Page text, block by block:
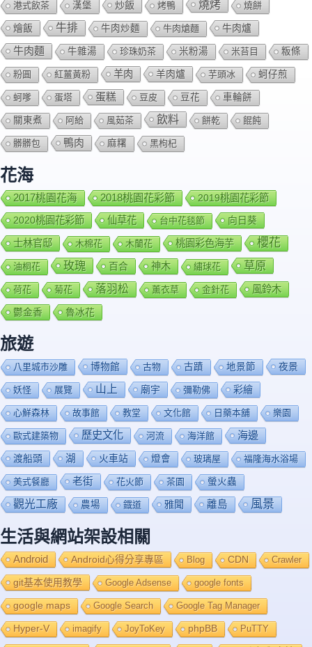
港式飲茶 漢堡 炒飯 烤鴨 燒烤 燒餅
燴飯 牛排 牛肉炒麵 牛肉熗麵 牛肉爐
牛肉麵 牛雜湯 珍珠奶茶 米粉湯 米苔目 粄條
粉圓 紅薑黃粉 羊肉 羊肉爐 芋頭冰 蚵仔煎
蚵嗲 蛋塔 蛋糕 豆皮 豆花 車輪餅
關東煮 阿給 風茹茶 飲料 餅乾 餛飩
髒髒包 鴨肉 麻糬 黑枸杞
花海
2017桃園花海 2018桃園花彩節
2019桃園花彩節
2020桃園花彩節
仙草花 台中花毯節 向日葵
士林官邸 木棉花 木蘭花 桃園彩色海芋 櫻花
油桐花 玫瑰 百合 神木 繡球花 草原
荷花 菊花 落羽松 薰衣草 金針花 風鈴木
鬱金香 魯冰花
旅遊
八里城市沙雕 博物館 古物 古蹟 地景節 夜景
妖怪 展覽 山上 廟宇 彌勒佛 彩繪
心鮮森林 故事館 教堂 文化館 日藥本舖 樂園
歐式建築物 歷史文化 河流 海洋館 海邊
渡船頭 湖 火車站 燈會 玻璃屋 福隆海水浴場
美式餐廳 老街 花火節 茶園 螢火蟲
觀光工廠 農場 鐡道 雅聞 離島 風景
生活與網站架設相關
Android Android心得分享專區 Blog CDN Crawler
git基本使用教學 Google Adsense google fonts
google maps Google Search Google Tag Manager
Hyper-V imagify JoyToKey phpBB PuTTY